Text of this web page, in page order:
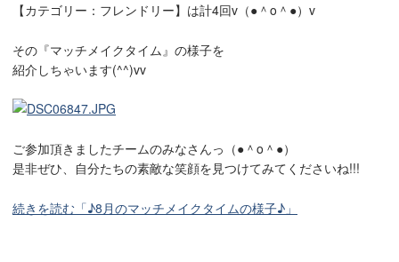
【カテゴリー：フレンドリー】は計4回v（●＾o＾●）v
その『マッチメイクタイム』の様子を
紹介しちゃいます(^^)vv
ご参加頂きましたチームのみなさんっ（●＾o＾●）
是非ぜひ、自分たちの素敵な笑顔を見つけてみてくださいね!!!
続きを読む「♪8月のマッチメイクタイムの様子♪」